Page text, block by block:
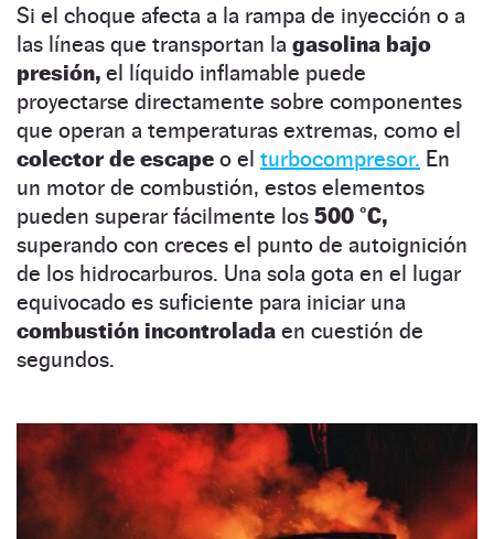
Si el choque afecta a la rampa de inyección o a
las líneas que transportan la gasolina bajo
presión, el líquido inflamable puede
proyectarse directamente sobre componentes
que operan a temperaturas extremas, como el
colector de escape o el turbocompresor. En
un motor de combustión, estos elementos
pueden superar fácilmente los 500 °C,
superando con creces el punto de autoignición
de los hidrocarburos. Una sola gota en el lugar
equivocado es suficiente para iniciar una
combustión incontrolada en cuestión de
segundos.